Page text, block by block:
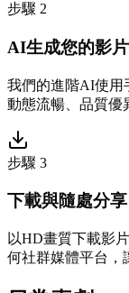
步驟 2
AI生成您的影片
我們的進階AI使用
動態流暢、品質優
步驟 3
下載與隨處分享
以HD畫質下載影
何社群媒體平台，